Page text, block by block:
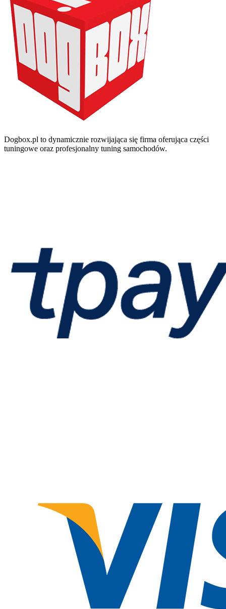
Dogbox.pl to dynamicznie rozwijająca się firma oferująca części
tuningowe oraz profesjonalny tuning samochodów.